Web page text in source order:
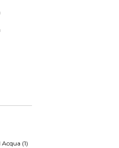
(1)